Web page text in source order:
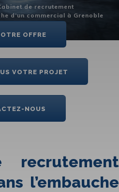
de recrutement
d’un commercial à Grenoble
OFFRE
VOTRE PROJET
NOUS
recrutement
l’embauche